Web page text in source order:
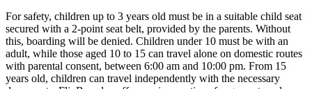
For safety, children up to 3 years old must be in a suitable child seat
secured with a 2-point seat belt, provided by the parents. Without
this, boarding will be denied. Children under 10 must be with an
adult, while those aged 10 to 15 can travel alone on domestic routes
with parental consent, between 6:00 am and 10:00 pm. From 15
years old, children can travel independently with the necessary